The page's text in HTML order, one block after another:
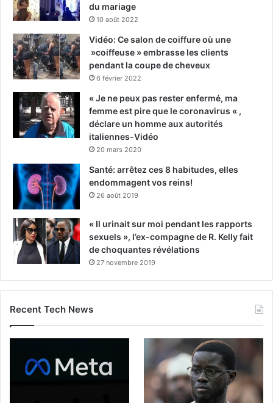
du mariage
10 août 2022
Vidéo: Ce salon de coiffure où une
»coiffeuse » embrasse les clients
pendant la coupe de cheveux
6 février 2022
« Je ne peux pas rester enfermé, ma
femme est pire que le coronavirus « ,
déclare un homme aux autorités
italiennes-Vidéo
20 mars 2020
Santé: arrêtez ces 8 habitudes, elles
endommagent vos reins!
26 août 2019
« Il urinait sur moi pendant les rapports
sexuels », l’ex-compagne de R. Kelly fait
de choquantes révélations
27 novembre 2019
Recent Tech News